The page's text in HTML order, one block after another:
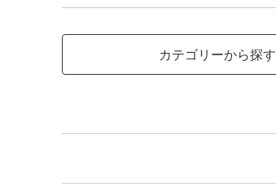
カテゴリーから探す